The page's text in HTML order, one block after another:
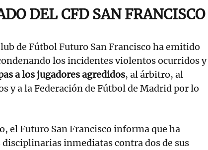
DEL CFD SAN FRANCISCO
de Fútbol Futuro San Francisco ha emitido
los incidentes violentos ocurridos y
a los jugadores agredidos, al árbitro, al
y a la Federación de Fútbol de Madrid por lo
el Futuro San Francisco informa que ha
inmediatas contra dos de sus